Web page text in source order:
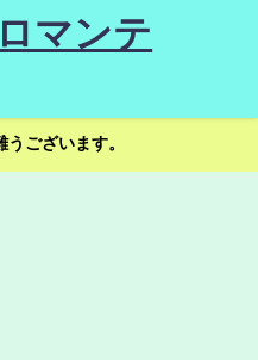
マンテ
ございます。